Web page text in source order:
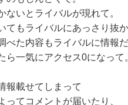
ないとライバルが現れて。
てもライバルにあっさり抜か
べた内容もライバルに情報だ
ら一気にアクセス0になって
報載せてしまって
ってコメントが届いたり、